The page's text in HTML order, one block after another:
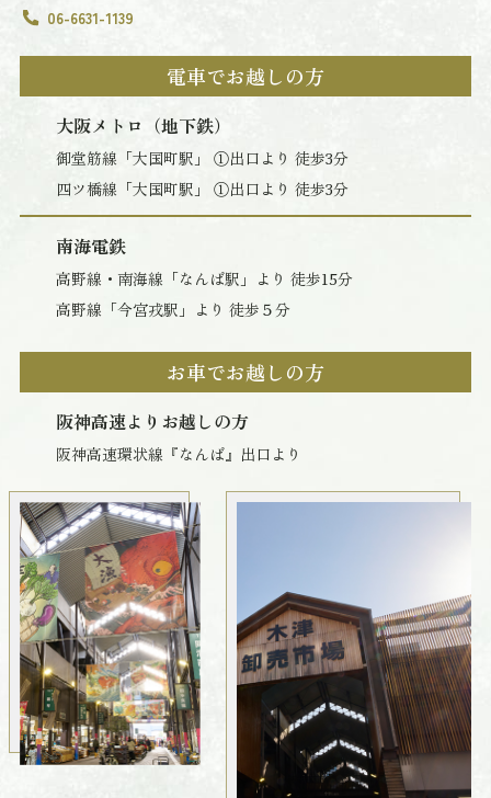
06-6631-1139
電車でお越しの方
大阪メトロ（地下鉄）
御堂筋線「大国町駅」 ①出口より 徒歩3分
四ツ橋線「大国町駅」 ①出口より 徒歩3分
南海電鉄
高野線・南海線「なんば駅」より 徒歩15分
高野線「今宮戎駅」より 徒歩５分
お車でお越しの方
阪神高速よりお越しの方
阪神高速環状線『なんば』出口より